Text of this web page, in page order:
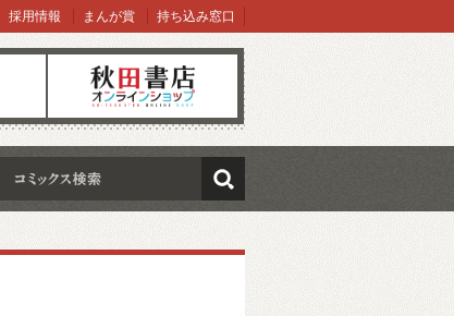
オンラインショップ
採用情報 まんが賞 持ち込み窓口
検索